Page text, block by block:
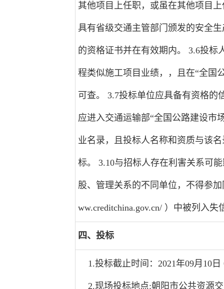
其他项目上任职，或虽在其他项目
具有省级交通主管部门颁发的安全
的资格证书并在有效期内。 3.6投标
程类似施工项目业绩，，且在“全国
可查。 3.7投标单位应具备有资格
应进入交通运输部“全国公路建设市
业名录，且投标人名称和资质与该
标。 3.10与招标人存在利害关系可
股、管理关系的不同单位，不得参
ww.creditchina.gov.cn/ ）中被列入
四、投标
1.投标截止时间：2021年09月10日
2.现场投标地点:朝阳市公共资源